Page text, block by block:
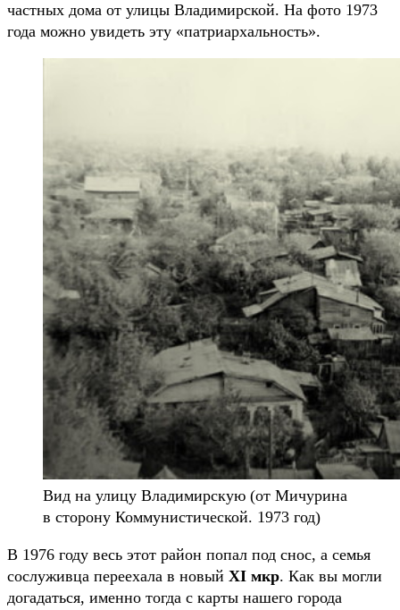
частных дома от улицы Владимирской. На фото 1973
года можно увидеть эту «патриархальность».
Вид на улицу Владимирскую (от Мичурина
в сторону Коммунистической. 1973 год)
В 1976 году весь этот район попал под снос, а семья
сослуживца переехала в новый XI мкр. Как вы могли
догадаться, именно тогда с карты нашего города